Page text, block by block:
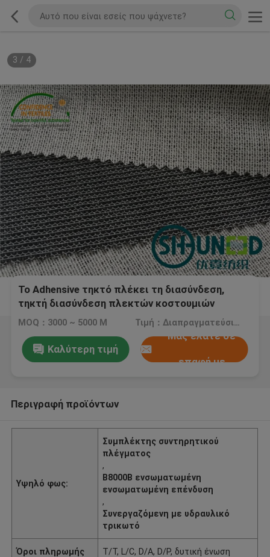
3 / 4
Το Adhensive τηκτό πλέκει τη διασύνδεση,
τηκτή διασύνδεση πλεκτών κοστουμιών
ατόμων «s B8000B
MOQ：3000 ~ 5000 Μ Τιμή：Διαπραγματεύσιμος
Καλύτερη τιμή
Μας ελάτε σε
επαφή με
Περιγραφή προϊόντων
Υψηλό φως:
Συμπλέκτης συντηρητικού
πλέγματος
,
Β8000Β ενσωματωμένη
ενσωματωμένη επένδυση
,
Συνεργαζόμενη με υδραυλικό
τρικωτό
Όροι πληρωμής T/T, L/C, D/A, D/P, δυτική ένωση